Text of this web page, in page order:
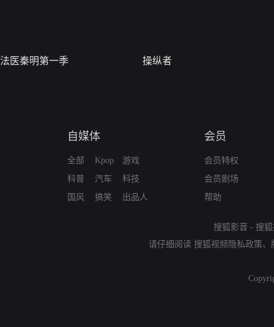
法医秦明第一季 操纵者
自媒体
全部
科普
国风
Kpop
汽车
搞笑
游戏
科技
出品人
会员
会员特权
会员剧场
帮助
搜狐影音 - 搜
请仔细阅读 搜狐视频隐私政策、